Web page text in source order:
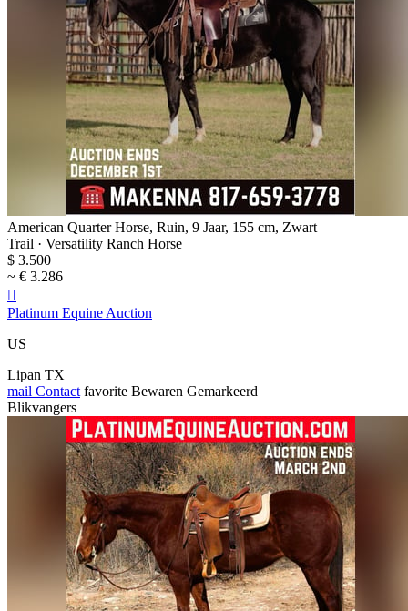
American Quarter Horse, Ruin, 9 Jaar, 155 cm, Zwart
Trail · Versatility Ranch Horse
$ 3.500
~ € 3.286

Platinum Equine Auction
US
Lipan TX
mail Contact favorite Bewaren Gemarkeerd
Blikvangers